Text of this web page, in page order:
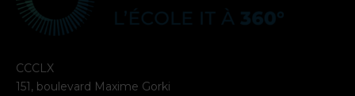
CCCLX
151, boulevard Maxime Gorki